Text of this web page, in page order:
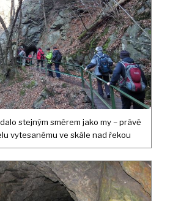
stejným směrem jako my – právě
vytesanému ve skále nad řekou